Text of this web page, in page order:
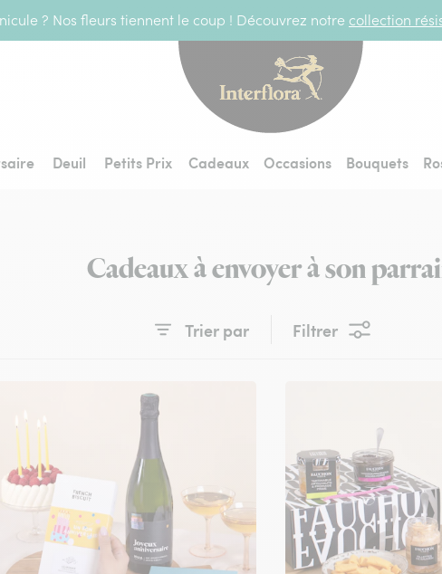
? Nos fleurs tiennent le coup ! Découvrez notre collection
Deuil Petits Prix Cadeaux Occasions Bouquets
Cadeaux à envoyer à son
Trier par Filtrer